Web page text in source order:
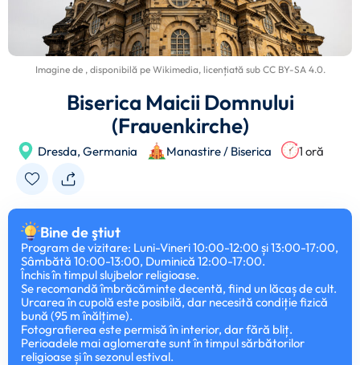
Imagine de , disponibilă pe Wikimedia, licențiată sub CC BY-SA 4.0.
Biserica Maicii Domnului
(Frauenkirche)
Dresda, Germania Manastire / Biserica 1 oră
Bine de ştiut
Program de vizitare: Luni-Vineri 10:00-12:00 și 13:00-17:00,
Sâmbătă 10:00-13:00, Duminică 12:00-17:00.
Închis în timpul slujbelor religioase.
Se recomandă îmbrăcăminte decentă, fiind un lăcaș de cult.
Urcarea în cupolă este posibilă, dar necesită condiție fizică
bună (95 m înălțime).
Fotografierea este permisă în interior, dar fără bliț.
Perioadele mai aglomerate sunt în timpul sărbătorilor
religioase și în sezonul estival.